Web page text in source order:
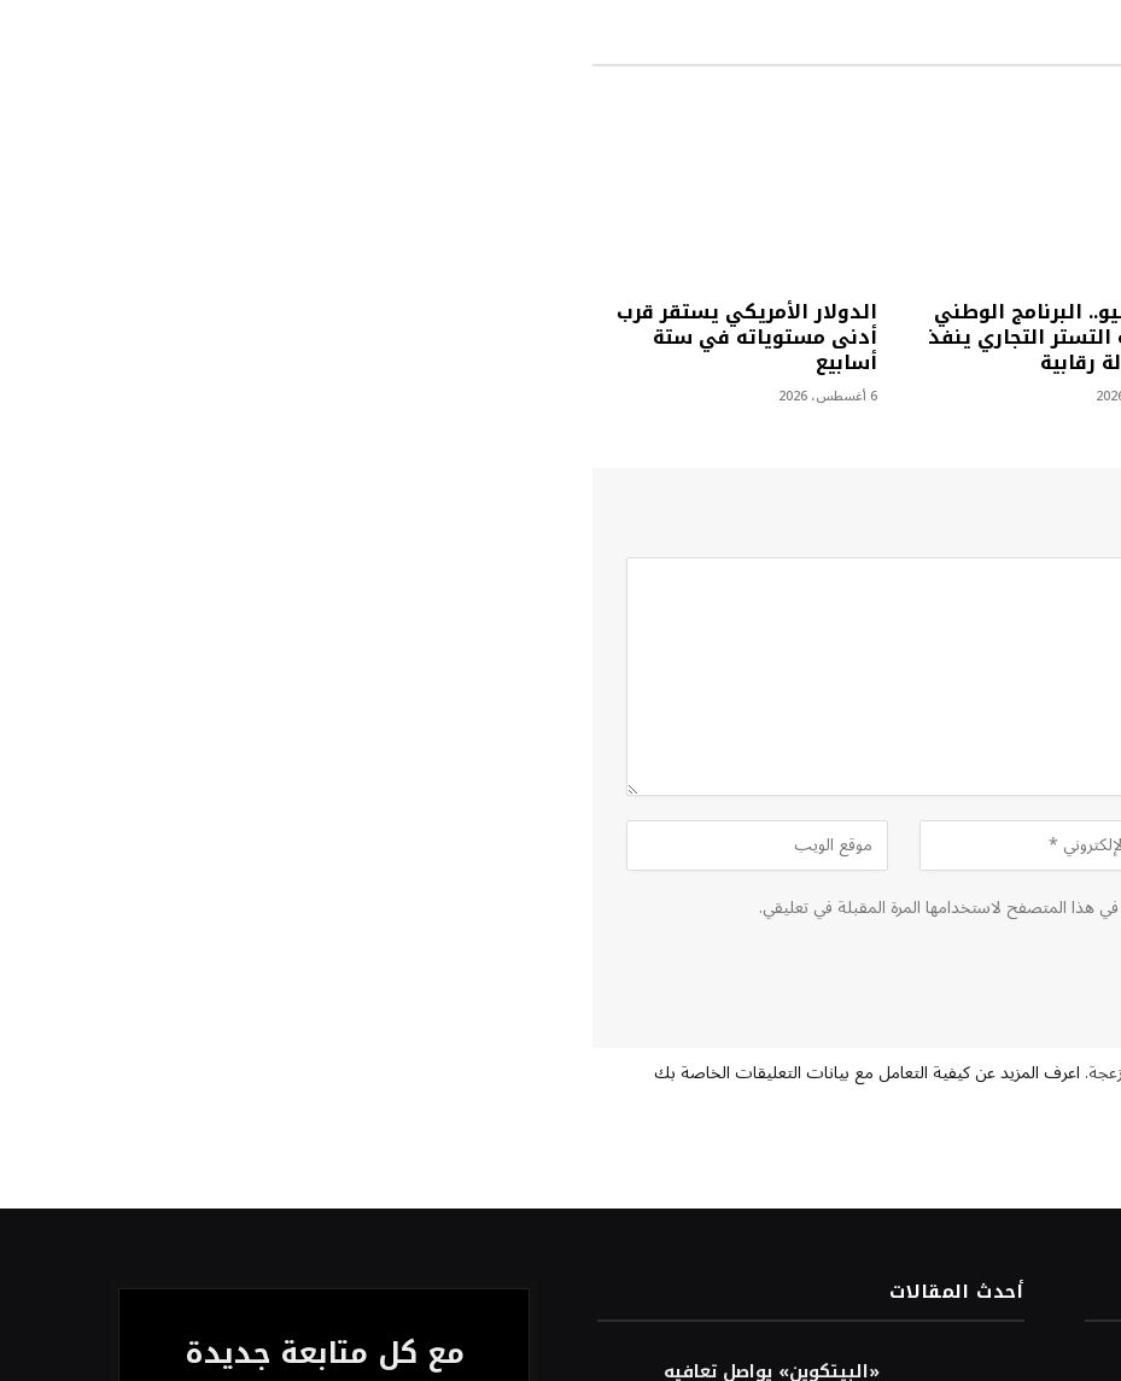
البرنامج الوطني
التجاري ينفذ
الدولار الأمريكي يستقر قرب
أدنى مستوياته في ستة
أسابيع
6 أغسطس، 2026
هذا المتصفح لاستخدامها المرة المقبلة في تعليقي.
اعرف المزيد عن كيفية التعامل مع بيانات التعليقات الخاصة بك
أحدث المقالات
«البيتكوين» يواصل تعافيه مع كل متابعة جديدة